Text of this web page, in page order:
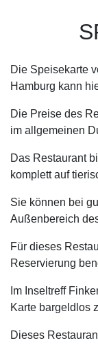
Die Speisekarte
Hamburg kann
Die Preise des
im allgemeinen
Das Restaurant
komplett auf
Sie können bei
Außenbereich
Für dieses
Reservierung
Im Inseltreff
Karte bargeldlos
Dieses